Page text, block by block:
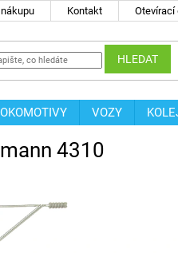
Kontakt Otevírací
HLEDAT
VOZY
4310